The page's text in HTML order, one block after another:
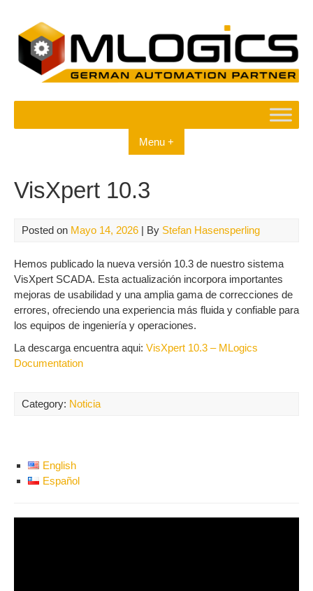
content
Menu +
VisXpert 10.3
Posted on Mayo 14, 2026 | By Stefan Hasensperling
Hemos publicado la nueva versión 10.3 de nuestro sistema
VisXpert SCADA. Esta actualización incorpora importantes
mejoras de usabilidad y una amplia gama de correcciones de
errores, ofreciendo una experiencia más fluida y confiable para
los equipos de ingeniería y operaciones.
La descarga encuentra aqui: VisXpert 10.3 – MLogics
Documentation
Category: Noticia
English
Español